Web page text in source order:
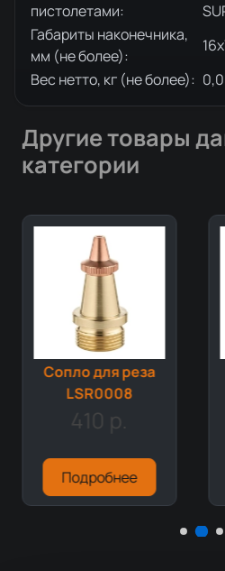
пистолетами:
Габариты наконечника,
мм (не более):
Вес нетто, кг (не более):
Другие товары
категории
Cопло для реза
LSR0008
410 р.
Подробнее